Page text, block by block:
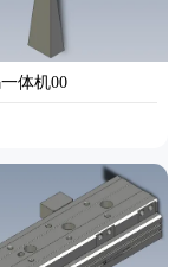
体机00